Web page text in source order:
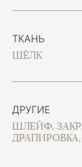
ТКАНЬ
ШЁЛК
ДРУГИЕ
ШЛЕЙФ,